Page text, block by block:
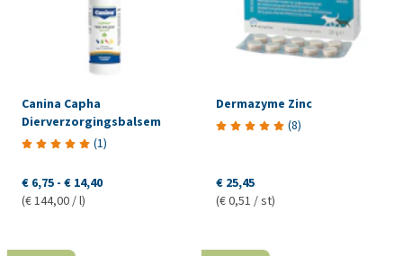
Canina Capha
Dierverzorgingsbalsem
(1)
€ 6,75 - € 14,40
(€ 144,00 / l)
Dermazyme Zinc
(8)
€ 25,45
(€ 0,51 / st)